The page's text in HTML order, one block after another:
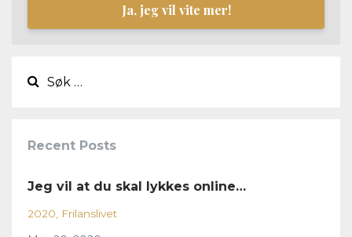
Ja, jeg vil vite mer!
Recent Posts
Jeg vil at du skal lykkes online…
2020
Frilanslivet